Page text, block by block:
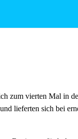
zum vierten Mal in
lieferten sich bei